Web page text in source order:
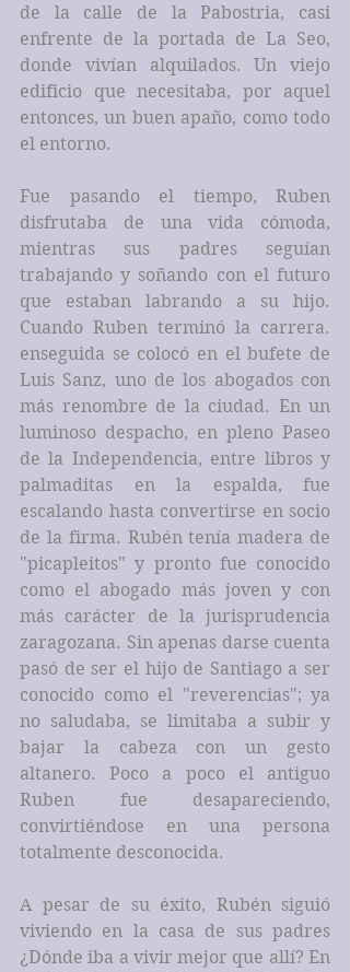
de la calle de la Pabostria, casi
enfrente de la portada de La Seo,
donde vivían alquilados. Un viejo
edificio que necesitaba, por aquel
entonces, un buen apaño, como todo
el entorno.
Fue pasando el tiempo, Ruben
disfrutaba de una vida cómoda,
mientras sus padres seguían
trabajando y soñando con el futuro
que estaban labrando a su hijo.
Cuando Ruben terminó la carrera.
enseguida se colocó en el bufete de
Luis Sanz, uno de los abogados con
más renombre de la ciudad. En un
luminoso despacho, en pleno Paseo
de la Independencia, entre libros y
palmaditas en la espalda, fue
escalando hasta convertirse en socio
de la firma. Rubén tenía madera de
"picapleitos" y pronto fue conocido
como el abogado más joven y con
más carácter de la jurisprudencia
zaragozana. Sin apenas darse cuenta
pasó de ser el hijo de Santiago a ser
conocido como el "reverencias"; ya
no saludaba, se limitaba a subir y
bajar la cabeza con un gesto
altanero. Poco a poco el antiguo
Ruben fue desapareciendo,
convirtiéndose en una persona
totalmente desconocida.
A pesar de su éxito, Rubén siguió
viviendo en la casa de sus padres
¿Dónde iba a vivir mejor que allí? En